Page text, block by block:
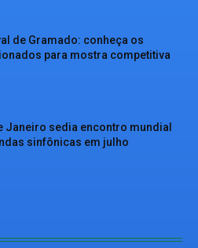
de Gramado: conheça os
para mostra competitiva
Janeiro sedia encontro mundial
sinfônicas em julho